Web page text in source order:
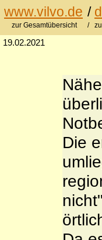
www.vilvo.de /
zur Gesamtübersicht /
19.02.2021
Die